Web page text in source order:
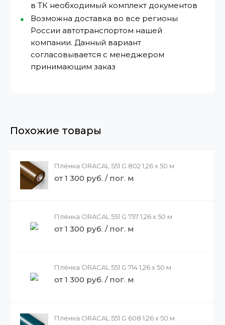
в ТК необходимый комплект документов
Возможна доставка во все регионы
России автотранспортом нашей
компании. Данный вариант
согласовывается с менеджером
принимающим заказ
Похожие товары
Плёнка ORACAL 551 G 802 1,26 x 50 м
от 1 300 руб. / пог. м
Плёнка ORACAL 551 G 757 1,26 x 50 м
от 1 300 руб. / пог. м
Плёнка ORACAL 551 G 714 1,26 x 50 м
от 1 300 руб. / пог. м
Плёнка ORACAL 551 G 608 1,26 x 50 м